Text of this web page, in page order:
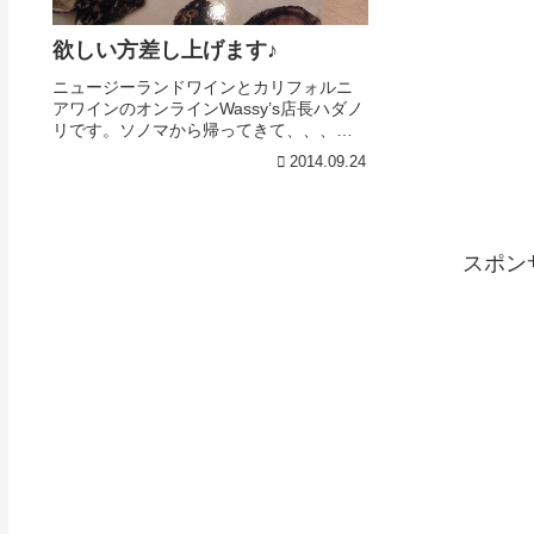
欲しい方差し上げます♪
ニュージーランドワインとカリフォルニ
アワインのオンラインWassy’s店長ハダノ
リです。ソノマから帰ってきて、、、飛
行機内で鼻が出て出てとまらなくな
り・・・・・耳鼻科に駆け込みました。
2014.09.24
スポン